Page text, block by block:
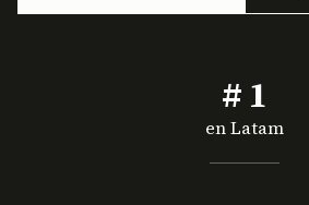
# 1
en Latam